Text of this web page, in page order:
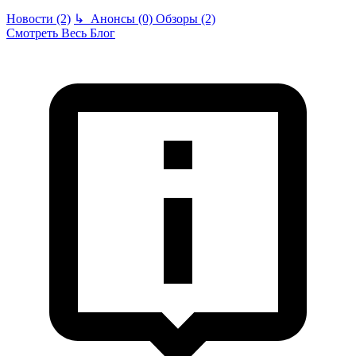
Новости (2) ↳ Анонсы (0) Обзоры (2)
Смотреть Весь Блог